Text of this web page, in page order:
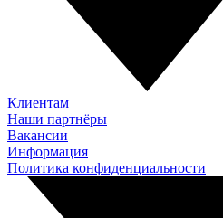
Клиентам
Наши партнёры
Вакансии
Информация
Политика конфиденциальности